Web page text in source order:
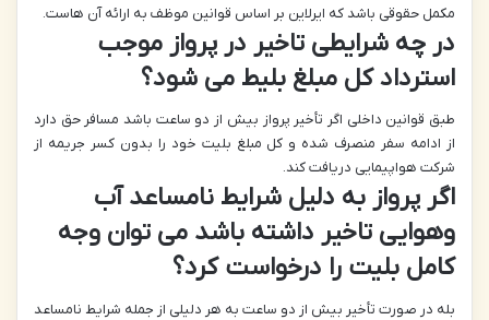
مکمل حقوقی باشد که ایرلاین بر اساس قوانین موظف به ارائه آن هاست.
در چه شرایطی تاخیر در پرواز موجب
استرداد کل مبلغ بلیط می شود؟
طبق قوانین داخلی اگر تأخیر پرواز بیش از دو ساعت باشد مسافر حق دارد
از ادامه سفر منصرف شده و کل مبلغ بلیت خود را بدون کسر جریمه از
شرکت هواپیمایی دریافت کند.
اگر پرواز به دلیل شرایط نامساعد آب
وهوایی تاخیر داشته باشد می توان وجه
کامل بلیت را درخواست کرد؟
بله در صورت تأخیر بیش از دو ساعت به هر دلیلی از جمله شرایط نامساعد